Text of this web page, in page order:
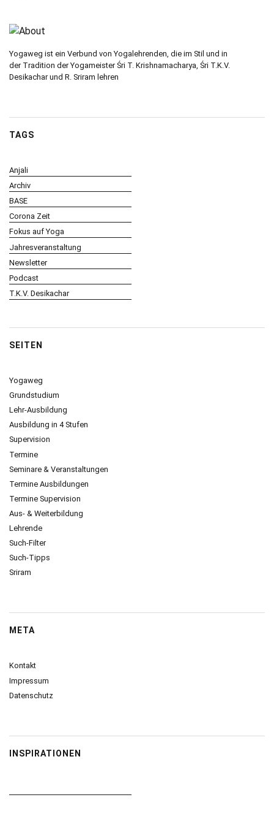
Yogaweg ist ein Verbund von Yogalehrenden, die im Stil und in
der Tradition der Yogameister Śri T. Krishnamacharya, Śri T.K.V.
Desikachar und R. Sriram lehren
TAGS
Anjali
Archiv
BASE
Corona Zeit
Fokus auf Yoga
Jahresveranstaltung
Newsletter
Podcast
T.K.V. Desikachar
SEITEN
Yogaweg
Grundstudium
Lehr-Ausbildung
Ausbildung in 4 Stufen
Supervision
Termine
Seminare & Veranstaltungen
Termine Ausbildungen
Termine Supervision
Aus- & Weiterbildung
Lehrende
Such-Filter
Such-Tipps
Sriram
META
Kontakt
Impressum
Datenschutz
INSPIRATIONEN